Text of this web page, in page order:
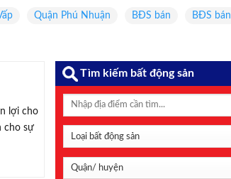
Quận Phú Nhuận BĐS bán BĐS bán
lợi cho
cho sự
Tìm kiếm bất động sản